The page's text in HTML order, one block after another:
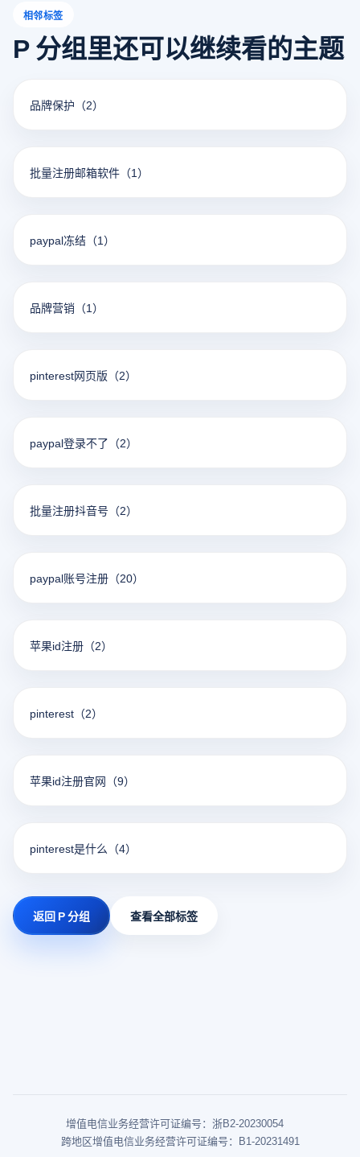
相邻标签
P 分组里还可以继续看的主题
品牌保护 （2）
批量注册邮箱软件 （1）
paypal冻结 （1）
品牌营销 （1）
pinterest网页版 （2）
paypal登录不了 （2）
批量注册抖音号 （2）
paypal账号注册 （20）
苹果id注册 （2）
pinterest （2）
苹果id注册官网 （9）
pinterest是什么 （4）
返回 P 分组 查看全部标签
增值电信业务经营许可证编号：浙B2-20230054
跨地区增值电信业务经营许可证编号：B1-20231491